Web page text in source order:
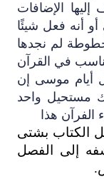
الإضافات
أنه فعل شيئًا
لم نجدها
في القرآن
أيام موسى إن
مستحيل واحد
الفرآن هذا
الكتاب بشتى
إلى الفصل